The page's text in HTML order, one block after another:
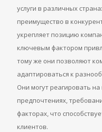
услуги в различных
преимущество в
укрепляет позицию
ключевым фактором
тому же они позволяют
адаптироваться к
Они могут реагировать
предпочтениях,
факторах, что
клиентов.